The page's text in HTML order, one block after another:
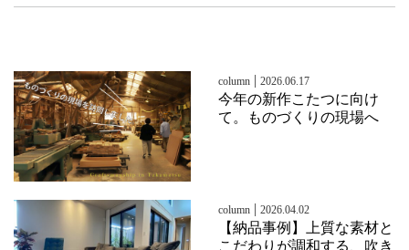
column | 2026.06.17
今年の新作こたつに向け
て。ものづくりの現場へ
column | 2026.04.02
【納品事例】上質な素材と
こだわりが調和する、吹き